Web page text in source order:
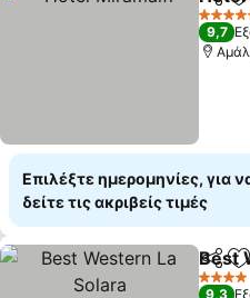
5
9,7
Επιλέξτε ημερομηνίες, για
δείτε τις ακριβείς τιμές
Best
4
9,3